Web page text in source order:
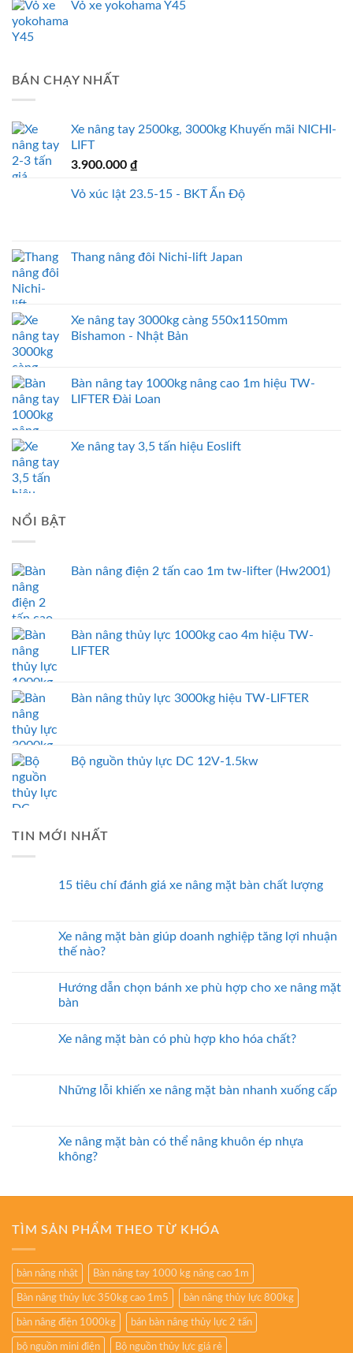
Vỏ xe yokohama Y45
BÁN CHẠY NHẤT
Xe nâng tay 2500kg, 3000kg Khuyến mãi NICHI-
LIFT
3.900.000 ₫
Vỏ xúc lật 23.5-15 - BKT Ấn Độ
Thang nâng đôi Nichi-lift Japan
Xe nâng tay 3000kg càng 550x1150mm
Bishamon - Nhật Bản
Bàn nâng tay 1000kg nâng cao 1m hiệu TW-
LIFTER Đài Loan
Xe nâng tay 3,5 tấn hiệu Eoslift
NỔI BẬT
Bàn nâng điện 2 tấn cao 1m tw-lifter (Hw2001)
Bàn nâng thủy lực 1000kg cao 4m hiệu TW-
LIFTER
Bàn nâng thủy lực 3000kg hiệu TW-LIFTER
Bộ nguồn thủy lực DC 12V-1.5kw
TIN MỚI NHẤT
15 tiêu chí đánh giá xe nâng mặt bàn chất lượng
Xe nâng mặt bàn giúp doanh nghiệp tăng lợi nhuận
thế nào?
Hướng dẫn chọn bánh xe phù hợp cho xe nâng mặt
bàn
Xe nâng mặt bàn có phù hợp kho hóa chất?
Những lỗi khiến xe nâng mặt bàn nhanh xuống cấp
Xe nâng mặt bàn có thể nâng khuôn ép nhựa
không?
TÌM SẢN PHẨM THEO TỪ KHÓA
bàn nâng nhật Bàn nâng tay 1000 kg nâng cao 1m
Bàn nâng thủy lực 350kg cao 1m5 bàn nâng thủy lực 800kg
bàn nâng điện 1000kg bán bàn nâng thủy lực 2 tấn
bộ nguồn mini điện Bộ nguồn thủy lực giá rẻ